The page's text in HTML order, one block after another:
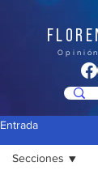
O p i n i ó
Entrada
Secciones